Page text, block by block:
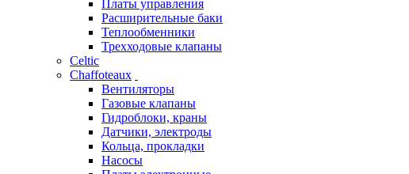
Платы управления
Расширительные баки
Теплообменники
Трехходовые клапаны
Celtic
Chaffoteaux
Вентиляторы
Газовые клапаны
Гидроблоки, краны
Датчики, электроды
Кольца, прокладки
Насосы